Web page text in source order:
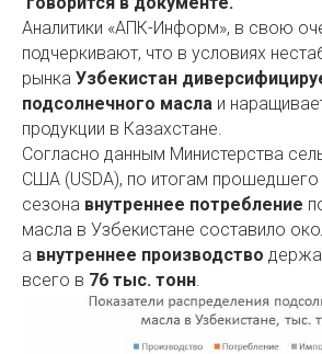
Аналитики «АПК-Информ», в свою
подчеркивают, что в условиях
рынка Узбекистан
подсолнечного масла и
продукции в Казахстане.
Согласно данным Министерства
США (USDA), по итогам прошедшего
сезона внутреннее потребление
масла в Узбекистане составило
а внутреннее производство
всего в 76 тыс. тонн.